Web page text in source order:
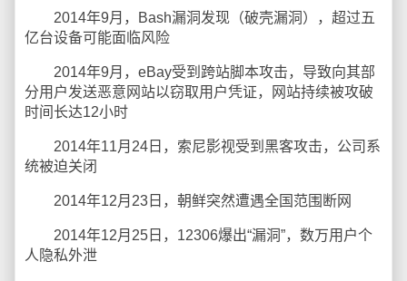
2014年9月，Bash漏洞发现（破壳漏洞），超过五
亿台设备可能面临风险
2014年9月，eBay受到跨站脚本攻击，导致向其部
分用户发送恶意网站以窃取用户凭证，网站持续被攻破
时间长达12小时
2014年11月24日，索尼影视受到黑客攻击，公司系
统被迫关闭
2014年12月23日，朝鲜突然遭遇全国范围断网
2014年12月25日，12306爆出“漏洞”，数万用户个
人隐私外泄